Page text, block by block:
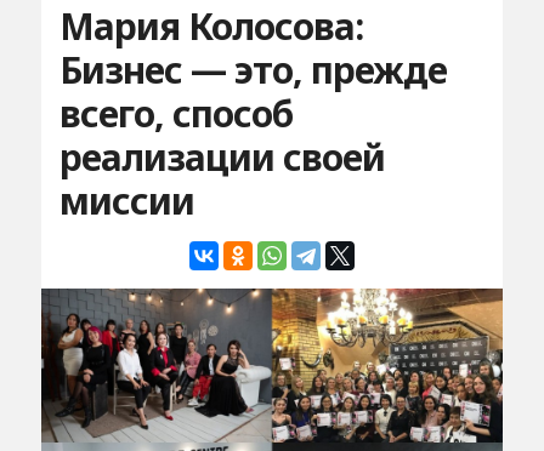
Мария Колосова:
Бизнес — это, прежде
всего, способ
реализации своей
миссии